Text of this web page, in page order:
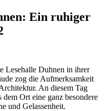
Ein ruhiger
Lesehalle Duhnen in ihrer
zog die Aufmerksamkeit
An diesem Tag
Ort eine ganz besondere
und Gelassenheit.